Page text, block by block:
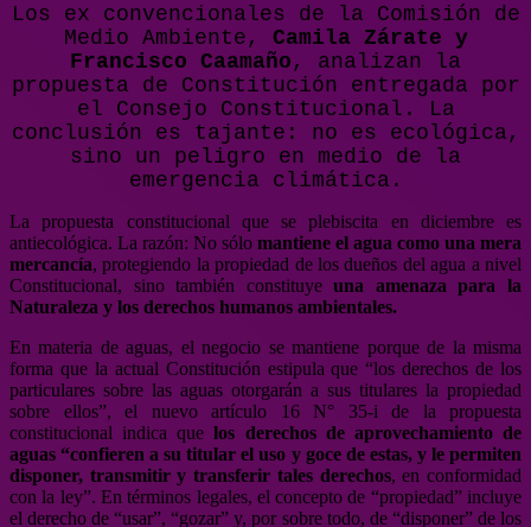
Los ex convencionales de la Comisión de
Medio Ambiente, Camila Zárate y
Francisco Caamaño , analizan la
propuesta de Constitución entregada por
el Consejo Constitucional. La
conclusión es tajante: no es ecológica,
sino un peligro en medio de la
emergencia climática.
La propuesta constitucional que se plebiscita en diciembre es
antiecológica. La razón: No sólo mantiene el agua como una mera
mercancía, protegiendo la propiedad de los dueños del agua a nivel
Constitucional, sino también constituyeuna amenaza para la
Naturaleza y los derechos humanos ambientales.
En materia de aguas, el negocio se mantiene porque de la misma
forma que la actual Constitución estipula que “los derechos de los
particulares sobre las aguas otorgarán a sus titulares la propiedad
sobre ellos”, el nuevo artículo 16 N° 35-i de la propuesta
constitucional indica quelos derechos de aprovechamiento de
aguas “confieren a su titular el uso y goce de estas, y le permiten
disponer, transmitir y transferir tales derechos, en conformidad
con la ley”. En términos legales, el concepto de “propiedad” incluye
el derecho de “usar”, “gozar” y, por sobre todo, de “disponer” de los